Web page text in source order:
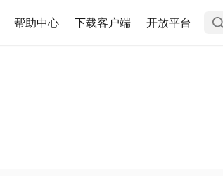
帮助中心 下载客户端 开放平台